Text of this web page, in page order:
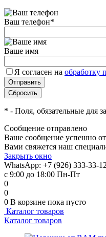
Ваш телефон*
Ваше имя
Я согласен на обработку
* - Поля, обязательные для
Сообщение отправлено
Ваше сообщение успешно
Вами свяжется наш
Закрыть окно
WhatsApp: +7 (926) 333-33-12
с 9:00 до 18:00 Пн-Пт
0
0
0 В корзине пока пусто
Каталог товаров
Каталог товаров